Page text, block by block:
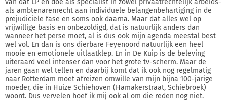
als ambtenarenrecht aan individuele belangenbehartiging in de
prejudiciële fase en soms ook daarna. Maar dat alles wel op
vrijwillige basis en onbezoldigd, dat is natuurlijk anders dan
wanneer het perse moet, al is dus ook mijn agenda meestal best
wel vol. En dan is ons dierbare Feyenoord natuurlijk een heel
mooie en emotionele uitlaatklep. En in De Kuip is de beleving
uiteraard veel intenser dan voor het grote tv-scherm. Maar de
jaren gaan wel tellen en daarbij komt dat ik ook nog regelmatig
naar Rotterdam moet afreizen omwille van mijn bijna 100-jarige
moeder, die in Huize Schiehoven (Hamakerstraat, Schiebroek)
woont. Dus vervelen hoef ik mij ook al om die reden nog niet.